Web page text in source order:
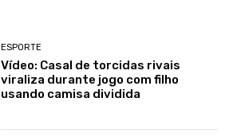
ESPORTE
Vídeo: Casal de torcidas rivais
viraliza durante jogo com filho
usando camisa dividida